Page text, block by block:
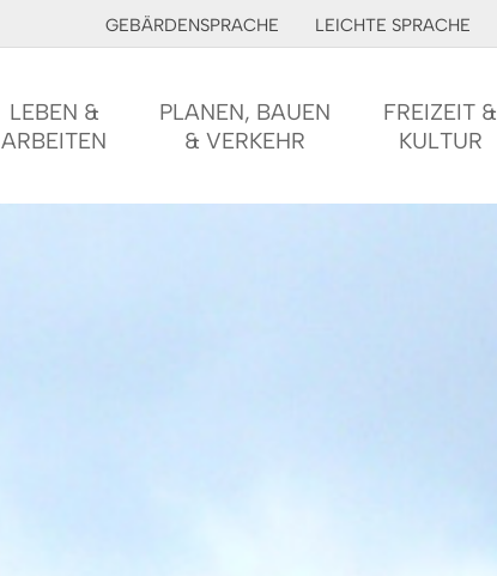
GEBÄRDENSPRACHE LEICHTE SPRACHE
LEBEN &
ARBEITEN
PLANEN, BAUEN
& VERKEHR
FREIZEIT &
KULTUR